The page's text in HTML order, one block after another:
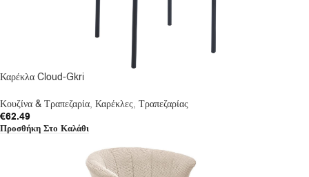
Καρέκλα Cloud-Gkri
Κουζίνα & Τραπεζαρία, Καρέκλες, Τραπεζαρίας
€62.49
Προσθήκη Στο Καλάθι